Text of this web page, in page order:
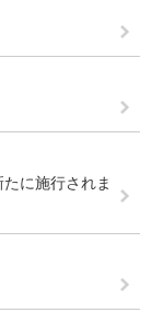
に施行されま